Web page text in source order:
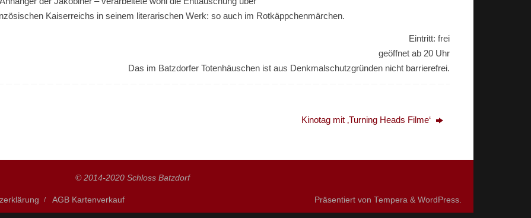
Kaiserreichs in seinem literarischen Werk: so auch im Rotkäppchenmärchen.
Eintritt: frei
geöffnet ab 20 Uhr
Das im Batzdorfer Totenhäuschen ist aus Denkmalschutzgründen nicht barrierefrei.
Kinotag mit ‚Turning Heads Filme‘
© 2014-2020 Schloss Batzdorf
AGB Kartenverkauf Präsentiert von Tempera & WordPress.